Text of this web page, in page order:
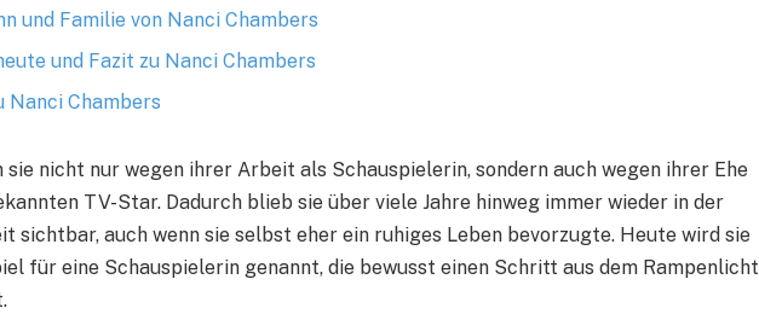
und Familie von Nanci Chambers
und Fazit zu Nanci Chambers
Nanci Chambers
sie nicht nur wegen ihrer Arbeit als Schauspielerin, sondern auch wegen ihrer Ehe
TV-Star. Dadurch blieb sie über viele Jahre hinweg immer wieder in der
sichtbar, auch wenn sie selbst eher ein ruhiges Leben bevorzugte. Heute wird sie
für eine Schauspielerin genannt, die bewusst einen Schritt aus dem Rampenlicht